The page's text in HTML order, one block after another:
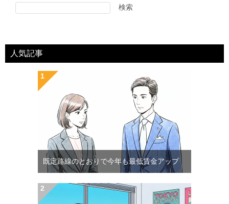
検索
人気記事
既定路線のとおりで今年も最低賃金アップ